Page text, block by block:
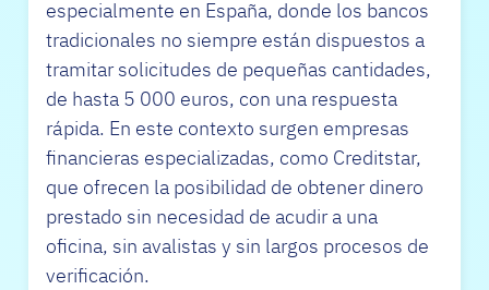
especialmente en España, donde los bancos
tradicionales no siempre están dispuestos a
tramitar solicitudes de pequeñas cantidades,
de hasta 5 000 euros, con una respuesta
rápida. En este contexto surgen empresas
financieras especializadas, como Creditstar,
que ofrecen la posibilidad de obtener dinero
prestado sin necesidad de acudir a una
oficina, sin avalistas y sin largos procesos de
verificación.